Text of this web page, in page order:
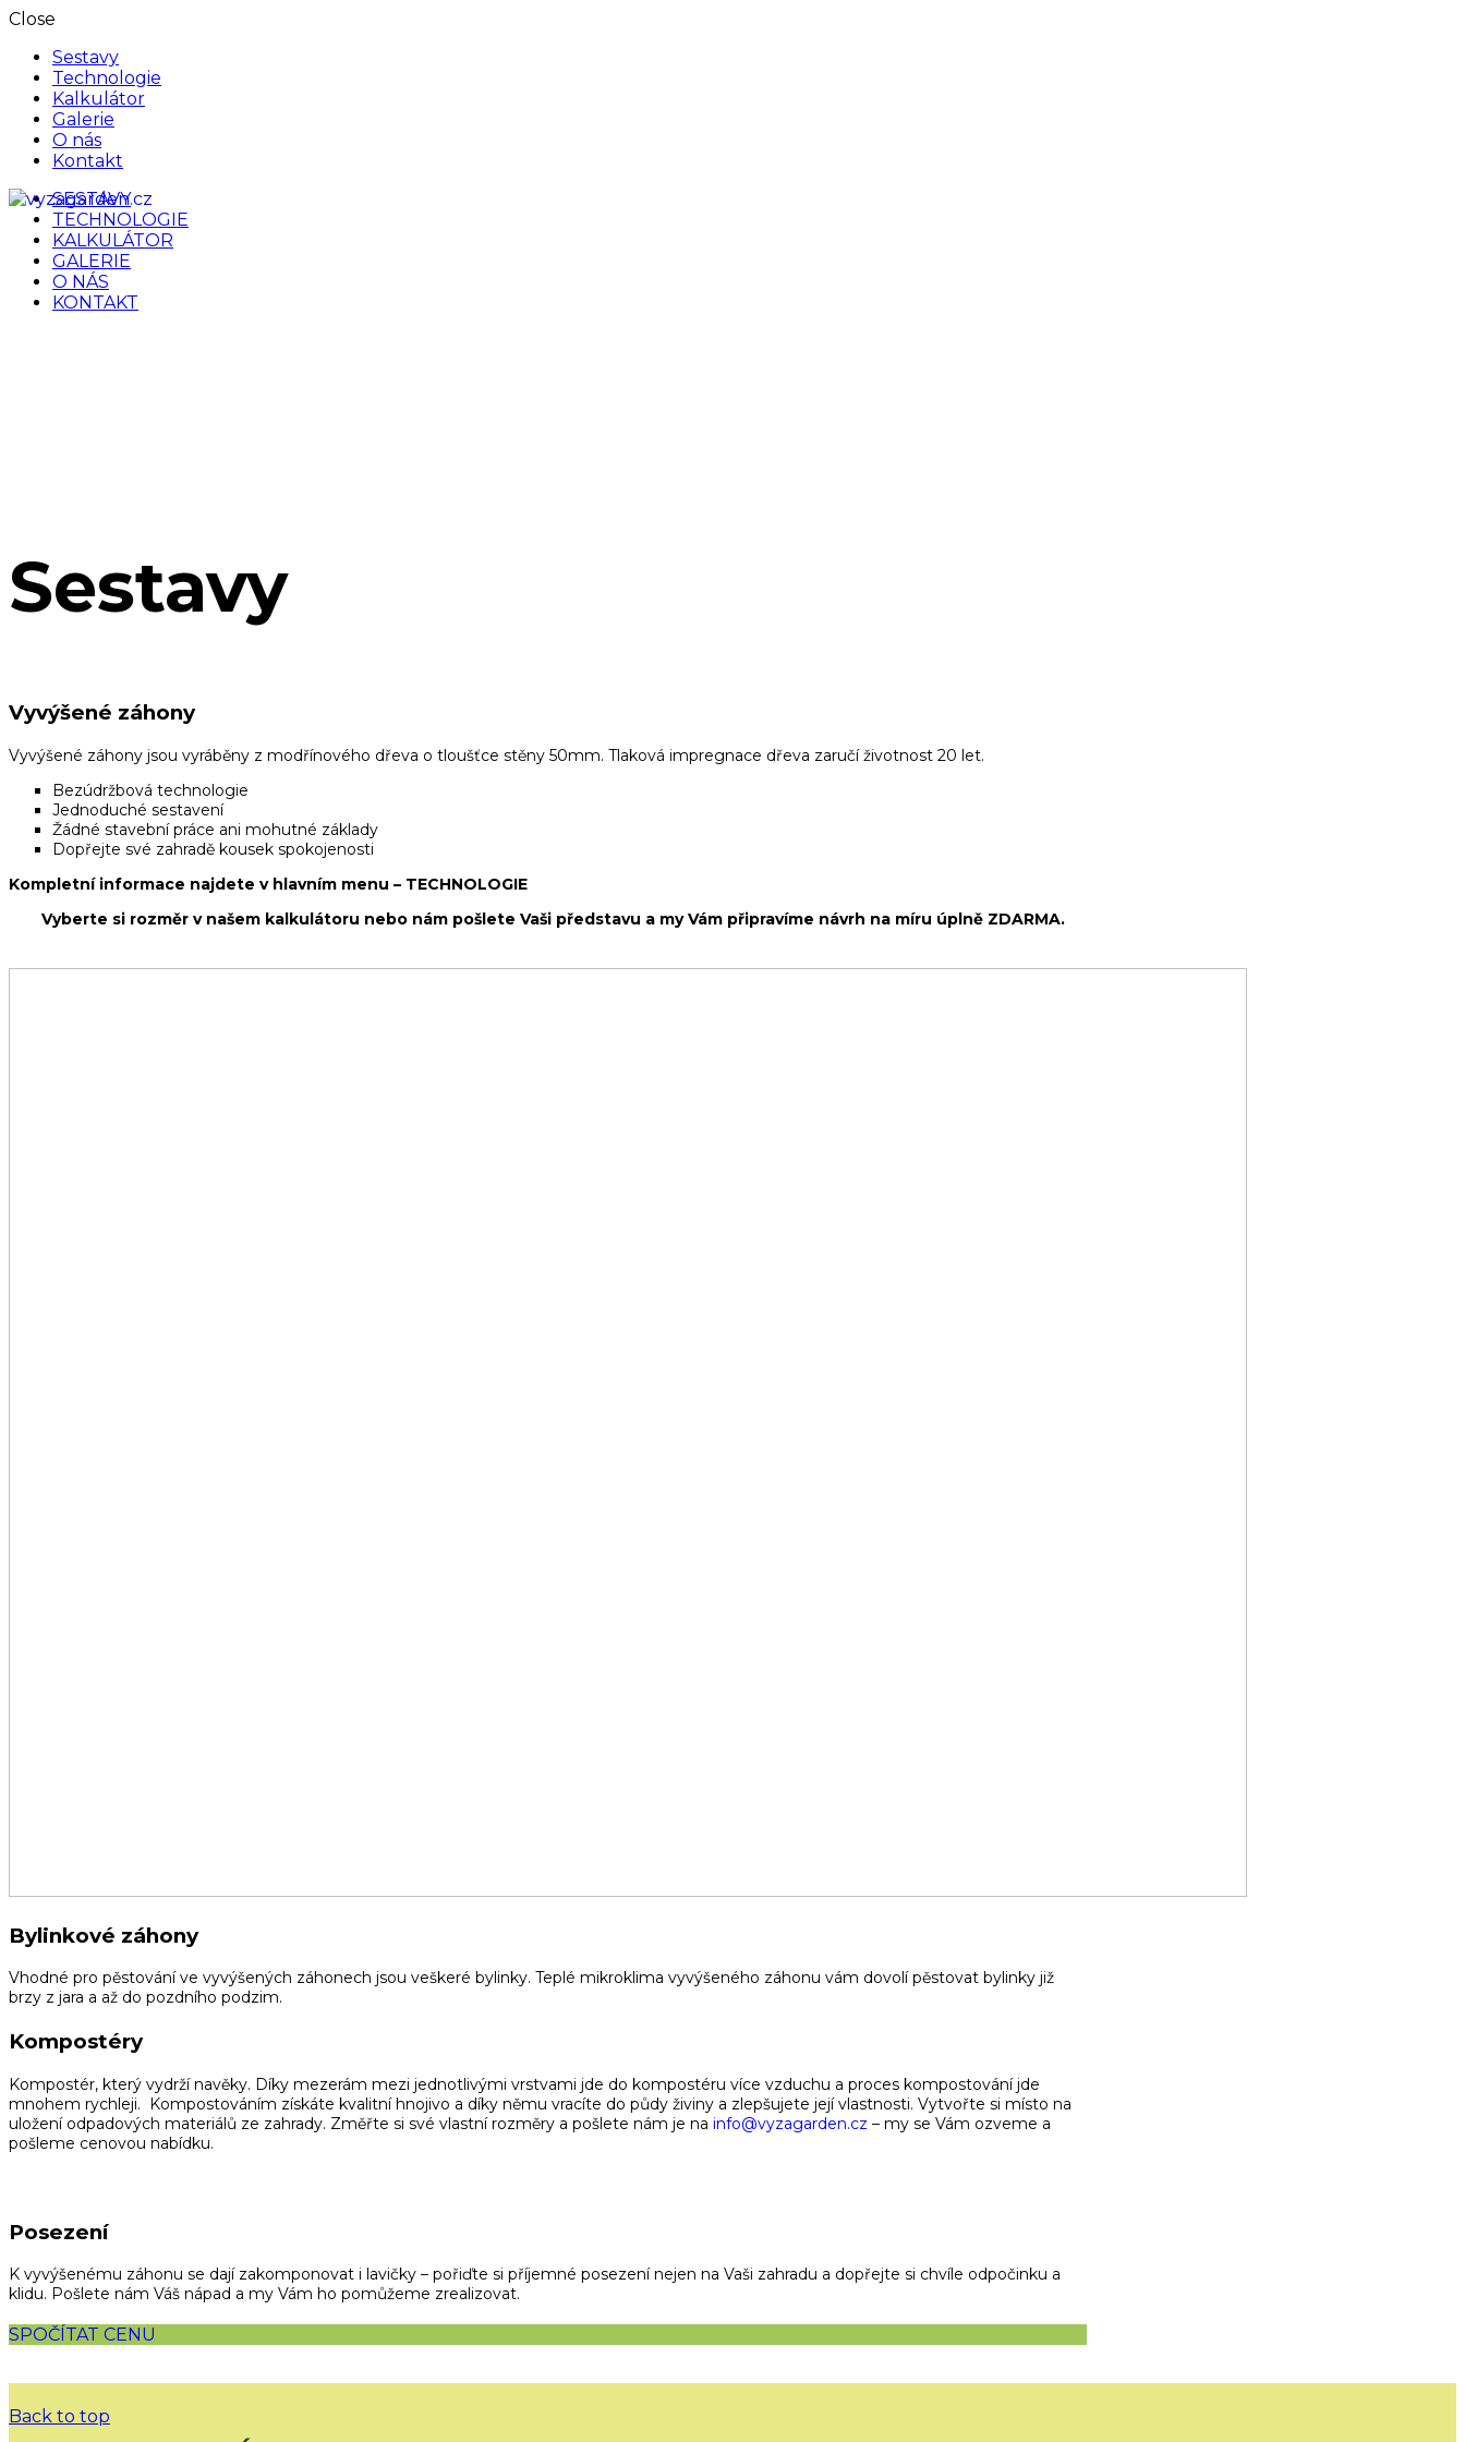
Close
Sestavy
Technologie
Kalkulátor
Galerie
O nás
Kontakt
vyzagarden.cz
SESTAVY
TECHNOLOGIE
KALKULÁTOR
GALERIE
O NÁS
KONTAKT
Sestavy
Vyvýšené záhony
Vyvýšené záhony jsou vyráběny z modřínového dřeva o tloušťce stěny 50mm. Tlaková impregnace dřeva zaručí životnost 20 let.
Bezúdržbová technologie
Jednoduché sestavení
Žádné stavební práce ani mohutné základy
Dopřejte své zahradě kousek spokojenosti
Kompletní informace najdete v hlavním menu – TECHNOLOGIE
Vyberte si rozměr v našem kalkulátoru nebo nám pošlete Vaši představu a my Vám připravíme návrh na míru úplně ZDARMA.
Bylinkové záhony
Vhodné pro pěstování ve vyvýšených záhonech jsou veškeré bylinky. Teplé mikroklima vyvýšeného záhonu vám dovolí pěstovat bylinky již
brzy z jara a až do pozdního podzim.
Kompostéry
Kompostér, který vydrží navěky. Díky mezerám mezi jednotlivými vrstvami jde do kompostéru více vzduchu a proces kompostování jde
mnohem rychleji. Kompostováním získáte kvalitní hnojivo a díky němu vracíte do půdy živiny a zlepšujete její vlastnosti. Vytvořte si místo na
uložení odpadových materiálů ze zahrady. Změřte si své vlastní rozměry a pošlete nám je na info@vyzagarden.cz – my se Vám ozveme a
pošleme cenovou nabídku.
Posezení
K vyvýšenému záhonu se dají zakomponovat i lavičky – pořiďte si příjemné posezení nejen na Vaši zahradu a dopřejte si chvíle odpočinku a
klidu. Pošlete nám Váš nápad a my Vám ho pomůžeme zrealizovat.
SPOČÍTAT CENU
Back to top